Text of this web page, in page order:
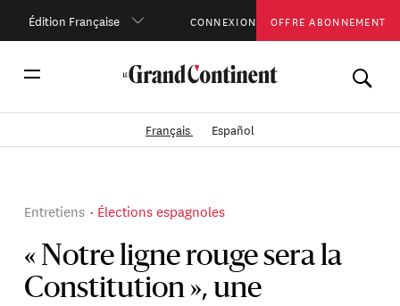
Édition Française CONNEXION OFFRE ABONNEMENT
Français Español
« Notre ligne rouge sera la
Constitution », une
Entretiens Élections espagnoles